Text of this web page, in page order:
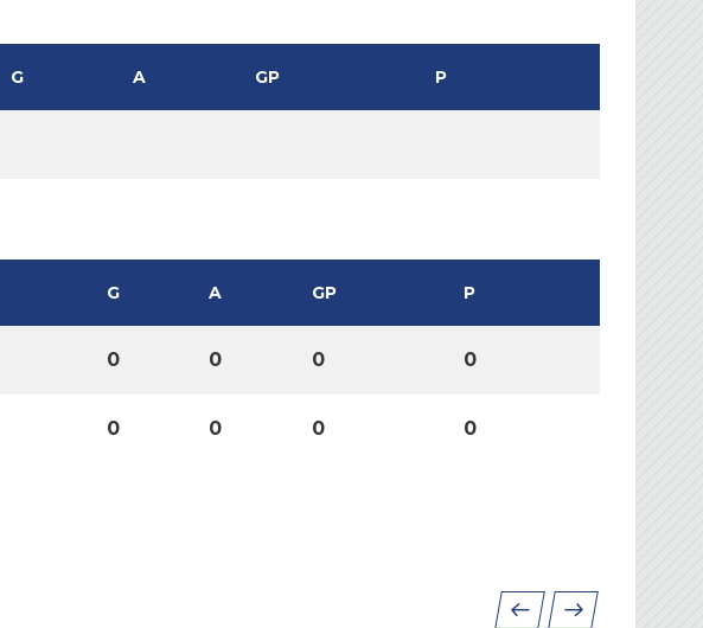
G A GP P
G A GP P
0 0 0 0
0 0 0 0